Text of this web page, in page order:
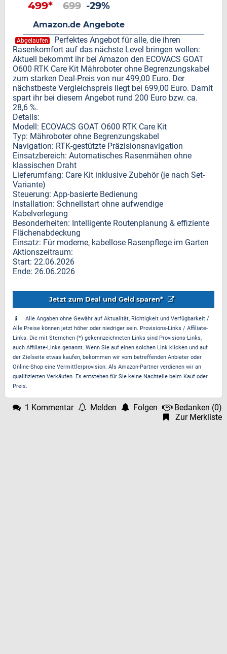
499* 699 -29%
Amazon.de Angebote
Abgelaufen
Perfektes Angebot für alle, die ihren
Rasenkomfort auf das nächste Level bringen wollen:
Aktuell bekommt ihr bei Amazon den ECOVACS GOAT
O600 RTK Care Kit Mähroboter ohne Begrenzungskabel
zum starken Deal-Preis von nur 499,00 Euro. Der
nächstbeste Vergleichspreis liegt bei 699,00 Euro. Damit
spart ihr bei diesem Angebot rund 200 Euro bzw. ca.
28,6 %.
Details:
Modell: ECOVACS GOAT O600 RTK Care Kit
Typ: Mähroboter ohne Begrenzungskabel
Navigation: RTK-gestützte Präzisionsnavigation
Einsatzbereich: Automatisches Rasenmähen ohne
klassischen Draht
Lieferumfang: Care Kit inklusive Zubehör (je nach Set-
Variante)
Steuerung: App-basierte Bedienung
Installation: Schnellstart ohne aufwendige
Kabelverlegung
Besonderheiten: Intelligente Routenplanung & effiziente
Flächenabdeckung
Einsatz: Für moderne, kabellose Rasenpflege im Garten
Aktionszeitraum:
Start: 22.06.2026
Ende: 26.06.2026
Jetzt zum Deal und Geld sparen*
Alle Angaben ohne Gewähr auf Aktualität, Richtigkeit und Verfügbarkeit /
Alle Preise können jetzt höher oder niedriger sein. Provisions-Links / Affiliate-
Links: Die mit Sternchen (*) gekennzeichneten Links sind Provisions-Links,
auch Affiliate-Links genannt. Wenn Sie auf einen solchen Link klicken und auf
der Zielseite etwas kaufen, bekommen wir vom betreffenden Anbieter oder
Online-Shop eine Vermittlerprovision. Als Amazon-Partner verdienen wir an
qualifizierten Verkäufen. Es entstehen für Sie keine Nachteile beim Kauf oder
Preis.
1 Kommentar Melden Folgen Bedanken (0)
Zur Merkliste